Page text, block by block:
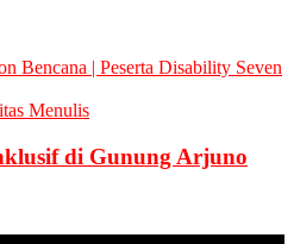
Menulis
di Gunung Arjuno